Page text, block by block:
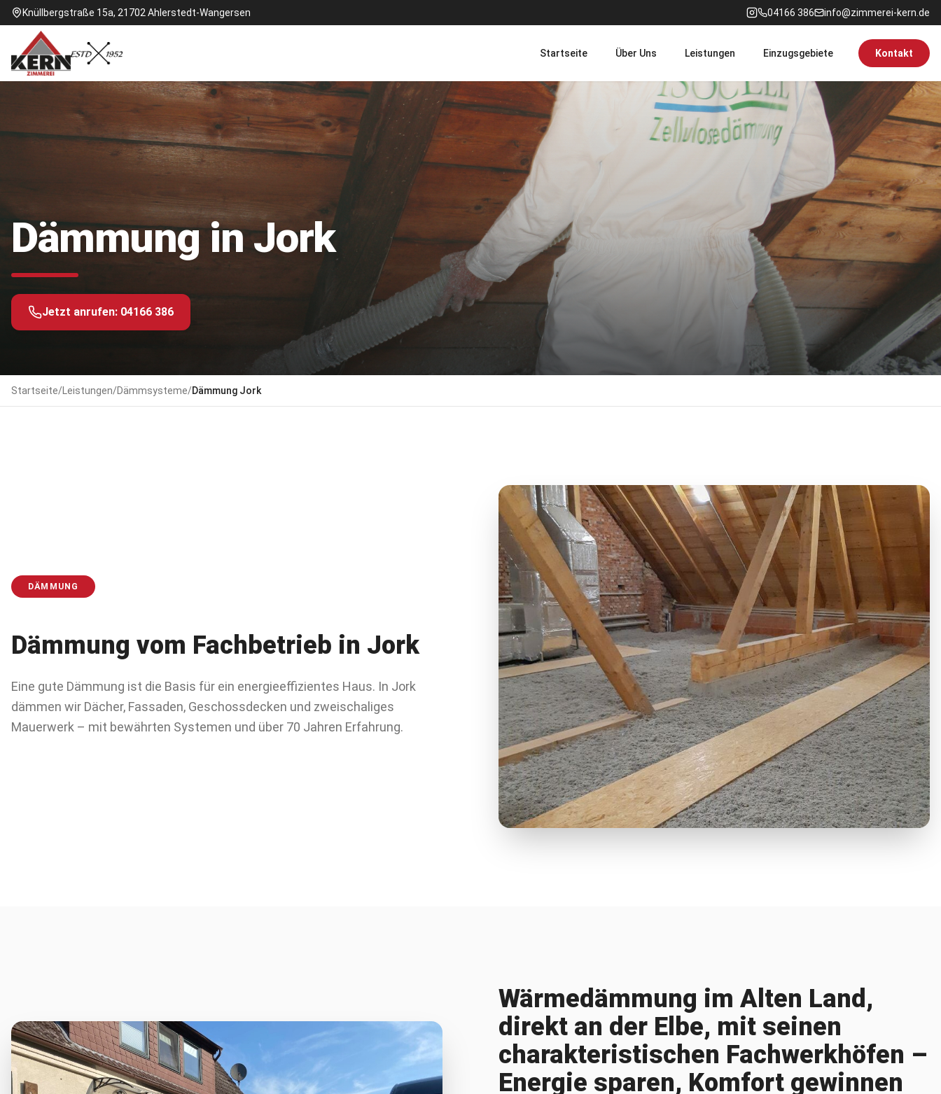
Knüllbergstraße 15a, 21702 Ahlerstedt-Wangersen 04166 386 info@zimmerei-kern.de
Startseite Über Uns Leistungen Einzugsgebiete Kontakt
Dämmung in Jork
Jetzt anrufen: 04166 386
Startseite/ Leistungen/Dämmsysteme/Dämmung Jork
DÄMMUNG
Dämmung vom Fachbetrieb in Jork
Eine gute Dämmung ist die Basis für ein energieeffizientes Haus. In Jork
dämmen wir Dächer, Fassaden, Geschossdecken und zweischaliges
Mauerwerk – mit bewährten Systemen und über 70 Jahren Erfahrung.
Wärmedämmung im Alten Land,
direkt an der Elbe, mit seinen
charakteristischen Fachwerkhöfen –
Energie sparen, Komfort gewinnen